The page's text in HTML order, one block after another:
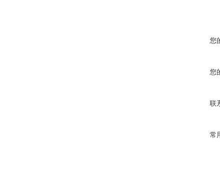
您
您
联
常